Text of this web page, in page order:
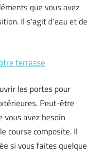
que vous avez
Il s’agit d’eau et de
terrasse
les portes pour
Peut-être
vous avez besoin
course composite. Il
si vous faites quelque